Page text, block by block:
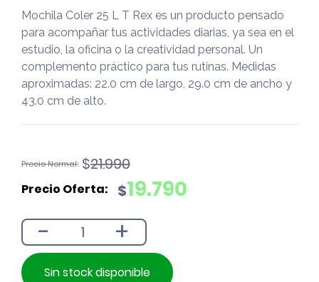
Mochila Coler 25 L T Rex es un producto pensado
para acompañar tus actividades diarias, ya sea en el
estudio, la oficina o la creatividad personal. Un
complemento práctico para tus rutinas. Medidas
aproximadas: 22.0 cm de largo, 29.0 cm de ancho y
43.0 cm de alto.
$21.990
El
original
$21.990.
$19.790
El
actual
$19.790.
- +
Sin stock disponible